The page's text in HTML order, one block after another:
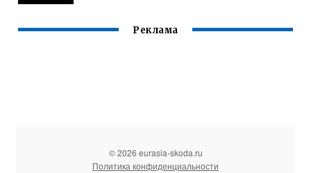
Реклама
© 2026 eurasia-skoda.ru
Политика конфиденциальности